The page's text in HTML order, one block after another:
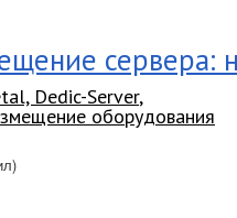
сервера:
Dedic-Server,
оборудования